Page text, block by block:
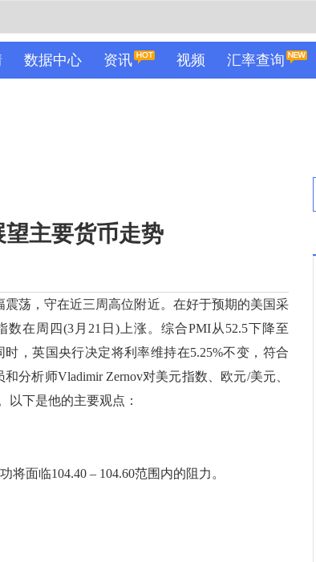
数据中心 资讯 视频 汇率查询
主要货币走势
荡，守在近三周高位附近。在好于预期的美国采
在周四(3月21日)上涨。综合PMI从52.5下降至
，英国央行决定将利率维持在5.25%不变，符合
分析师Vladimir Zernov对美元指数、欧元/美元、
以下是他的主要观点：
面临104.40 – 104.60范围内的阻力。